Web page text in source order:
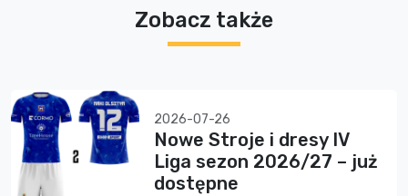
Zobacz także
2026-07-26
Nowe Stroje i dresy IV
Liga sezon 2026/27 – już
dostępne